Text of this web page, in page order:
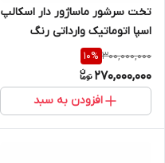
تخت سرشور ماساژور دار اسکالپ
اسپا اتوماتیک وارداتی رنگ
300,000,000
10%
270,000,000
افزودن به سبد